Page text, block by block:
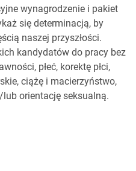
wynagrodzenie i pakiet
się determinacją, by
naszej przyszłości.
kandydatów do pracy bez
płeć, korektę płci,
ciążę i macierzyństwo,
orientację seksualną.